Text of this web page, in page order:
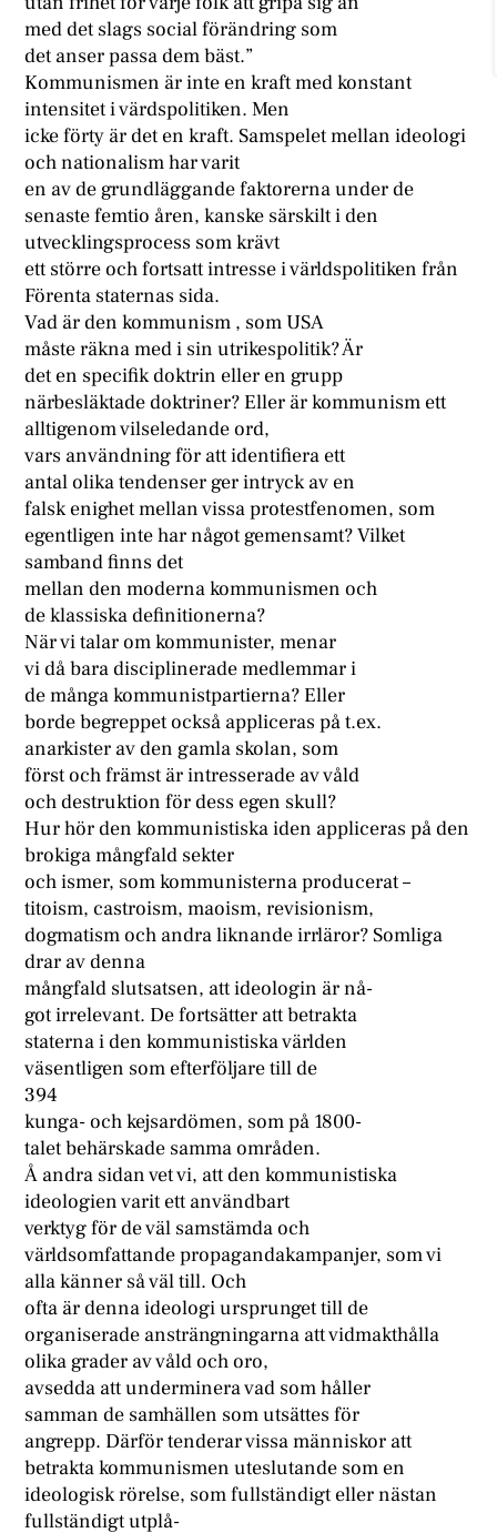
med det slags social förändring som
det anser passa dem bäst.”
Kommunismen är inte en kraft med konstant
intensitet i värdspolitiken. Men
icke förty är det en kraft. Samspelet mellan ideologi
och nationalism har varit
en av de grundläggande faktorerna under de
senaste femtio åren, kanske särskilt i den
utvecklingsprocess som krävt
ett större och fortsatt intresse i världspolitiken från
Förenta staternas sida.
Vad är den kommunism , som USA
måste räkna med i sin utrikespolitik? Är
det en specifik doktrin eller en grupp
närbesläktade doktriner? Eller är kommunism ett
alltigenom vilseledande ord,
vars användning för att identifiera ett
antal olika tendenser ger intryck av en
falsk enighet mellan vissa protestfenomen, som
egentligen inte har något gemensamt? Vilket
samband finns det
mellan den moderna kommunismen och
de klassiska definitionerna?
När vi talar om kommunister, menar
vi då bara disciplinerade medlemmar i
de många kommunistpartierna? Eller
borde begreppet också appliceras på t.ex.
anarkister av den gamla skolan, som
först och främst är intresserade av våld
och destruktion för dess egen skull?
Hur hör den kommunistiska iden appliceras på den
brokiga mångfald sekter
och ismer, som kommunisterna producerat –
titoism, castroism, maoism, revisionism,
dogmatism och andra liknande irrläror? Somliga
drar av denna
mångfald slutsatsen, att ideologin är nå-
got irrelevant. De fortsätter att betrakta
staterna i den kommunistiska världen
väsentligen som efterföljare till de
394
kunga- och kejsardömen, som på 1800-
talet behärskade samma områden.
Å andra sidan vet vi, att den kommunistiska
ideologien varit ett användbart
verktyg för de väl samstämda och
världsomfattande propagandakampanjer, som vi
alla känner så väl till. Och
ofta är denna ideologi ursprunget till de
organiserade ansträngningarna att vidmakthålla
olika grader av våld och oro,
avsedda att underminera vad som håller
samman de samhällen som utsättes för
angrepp. Därför tenderar vissa människor att
betrakta kommunismen uteslutande som en
ideologisk rörelse, som fullständigt eller nästan
fullständigt utplå-